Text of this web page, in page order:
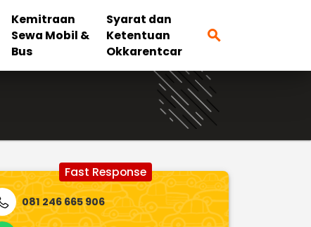
Kemitraan
Sewa Mobil &
Bus
Syarat dan
Ketentuan
Okkarentcar
search
Fast Response
081 246 665 906